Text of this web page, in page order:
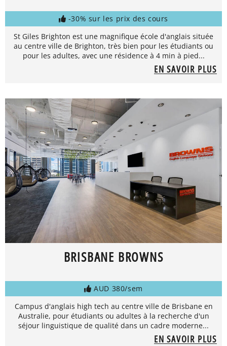
-30% sur les prix des cours
St Giles Brighton est une magnifique école d'anglais située
au centre ville de Brighton, très bien pour les étudiants ou
pour les adultes, avec une résidence à 4 min à pied...
EN SAVOIR PLUS
BRISBANE BROWNS
AUD 380/sem
Campus d'anglais high tech au centre ville de Brisbane en
Australie, pour étudiants ou adultes à la recherche d'un
séjour linguistique de qualité dans un cadre moderne...
EN SAVOIR PLUS